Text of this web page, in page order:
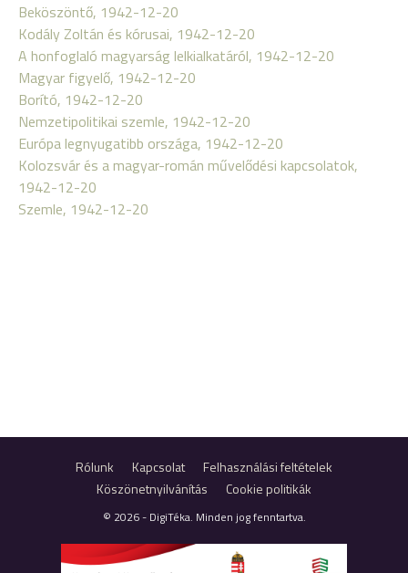
Beköszöntő, 1942-12-20
Kodály Zoltán és kórusai, 1942-12-20
A honfoglaló magyarság lelkialkatáról, 1942-12-20
Magyar figyelő, 1942-12-20
Borító, 1942-12-20
Nemzetipolitikai szemle, 1942-12-20
Európa legnyugatibb országa, 1942-12-20
Kolozsvár és a magyar-román művelődési kapcsolatok,
1942-12-20
Szemle, 1942-12-20
Rólunk Kapcsolat
Felhasználási feltételek
Köszönetnyilvánítás
Cookie politikák
© 2026 - DigiTéka. Minden jog fenntartva.